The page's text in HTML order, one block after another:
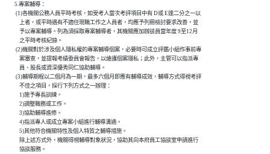
          5.專案輔導：
           (1)各機關公務人員平時考核，如受考人當次考評項目中有 D或 E達二分之一以
              上者，或平時遇有不適任現職工作之人員者，均應予列冊檢討要求改善，並
              予以專案輔導。列為須採取專案輔導者，其機關應加辦該員當年度 9至12月
              之平時考核紀錄。
           (2)機關對於涉及個人隱私權的專案輔導個案，必要時可成立評鑑小組作事前專
              案審查，並提報考績委員會報告，以維護個案隱私；此外，主管可以指派專
              員、股長或資深優秀同仁協助輔導。
           (3)輔導期程以二個月為一期，最多六個月即應有輔導成效，輔導方式得視考評
              不佳之項目，採行下列方式之一辦理：
              1)施予專長訓練。
              2)調整職務或工作。
              3)協助輔導進修。
              4)指派專人或成立專案小組進行輔導溝通。
              5)其他符合機關特性及個人特質之輔導措施。
              除上述方式外，機關得視輔導對象狀況，協助其向本府員工協談室申請進行
              協談服務。